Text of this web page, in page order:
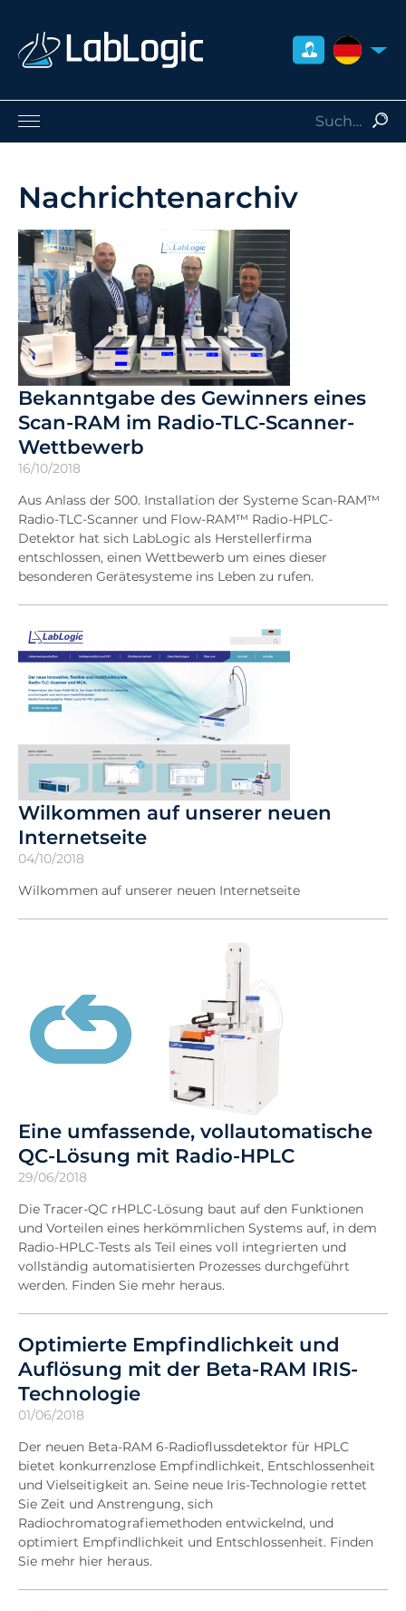
Strahlenschutz
Dienstleistungen
Über uns
Kontakt
Händler
Nachrichtenarchiv
Bekanntgabe des Gewinners eines
Scan-RAM im Radio-TLC-Scanner-
Wettbewerb
16/10/2018
Aus Anlass der 500. Installation der Systeme Scan-RAM™
Radio-TLC-Scanner und Flow-RAM™ Radio-HPLC-
Detektor hat sich LabLogic als Herstellerfirma
entschlossen, einen Wettbewerb um eines dieser
besonderen Gerätesysteme ins Leben zu rufen.
Wilkommen auf unserer neuen
Internetseite
04/10/2018
Wilkommen auf unserer neuen Internetseite
Eine umfassende, vollautomatische
QC-Lösung mit Radio-HPLC
29/06/2018
Die Tracer-QC rHPLC-Lösung baut auf den Funktionen
und Vorteilen eines herkömmlichen Systems auf, in dem
Radio-HPLC-Tests als Teil eines voll integrierten und
vollständig automatisierten Prozesses durchgeführt
werden. Finden Sie mehr heraus.
Optimierte Empfindlichkeit und
Auflösung mit der Beta-RAM IRIS-
Technologie
01/06/2018
Der neuen Beta-RAM 6-Radioflussdetektor für HPLC
bietet konkurrenzlose Empfindlichkeit, Entschlossenheit
und Vielseitigkeit an. Seine neue Iris-Technologie rettet
Sie Zeit und Anstrengung, sich
Radiochromatografiemethoden entwickelnd, und
optimiert Empfindlichkeit und Entschlossenheit. Finden
Sie mehr hier heraus.